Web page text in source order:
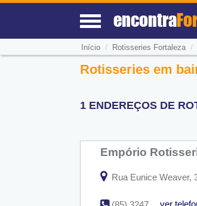
encontra
Início / Rotisseries Fortaleza/
Rotisseries em
1 ENDEREÇOS DE
Empório
Rua Eunice Weaver,
ver